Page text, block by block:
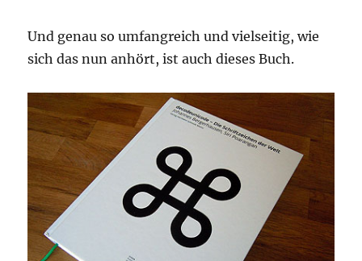
Und genau so umfangreich und vielseitig, wie
sich das nun anhört, ist auch dieses Buch.